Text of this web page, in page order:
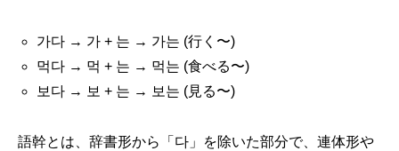
가다 → 가 + 는 → 가는 (行く〜)
먹다 → 먹 + 는 → 먹는 (食べる〜)
보다 → 보 + 는 → 보는 (見る〜)
語幹とは、辞書形から「다」を除いた部分で、連体形や